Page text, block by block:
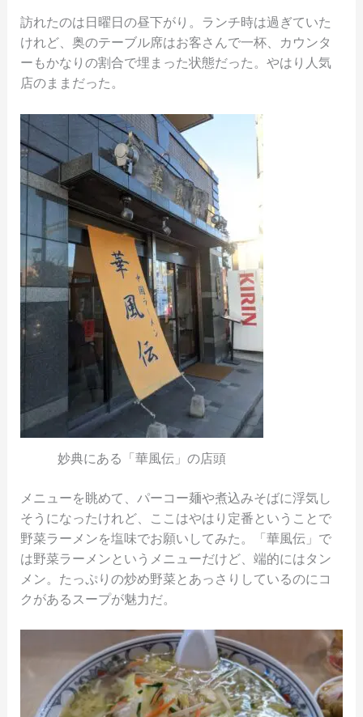
訪れたのは日曜日の昼下がり。ランチ時は過ぎていた
けれど、奥のテーブル席はお客さんで一杯、カウンタ
ーもかなりの割合で埋まった状態だった。やはり人気
店のままだった。
妙典にある「華風伝」の店頭
メニューを眺めて、パーコー麺や煮込みそばに浮気し
そうになったけれど、ここはやはり定番ということで
野菜ラーメンを塩味でお願いしてみた。「華風伝」で
は野菜ラーメンというメニューだけど、端的にはタン
メン。たっぷりの炒め野菜とあっさりしているのにコ
クがあるスープが魅力だ。